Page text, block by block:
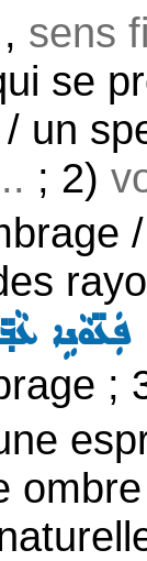
sens
se
/ un
; 2)
ܦܲܥ̈ܘܵܢܹܐ
;